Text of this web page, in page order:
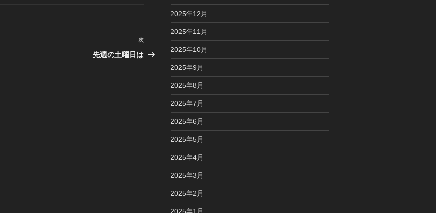
次
の
次
先週の土曜日は
2025年12月
2025年11月
2025年10月
2025年9月
2025年8月
2025年7月
2025年6月
2025年5月
2025年4月
2025年3月
2025年2月
2025年1月